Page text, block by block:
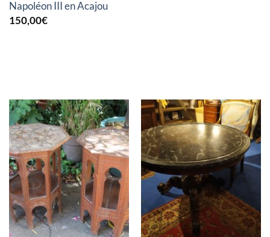
Napoléon III en Acajou
150,00€
RUPTURE DE STOCK RUPTURE DE STOCK